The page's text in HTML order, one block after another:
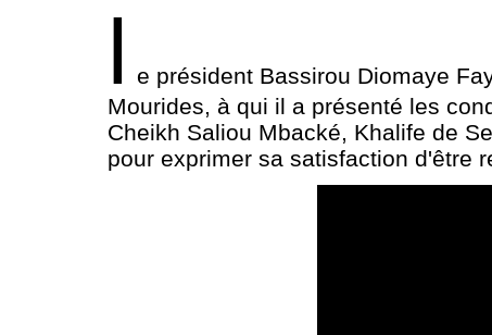
l
e président Bassirou Diomaye
Mourides, à qui il a présenté les
Cheikh Saliou Mbacké, Khalife de
pour exprimer sa satisfaction d'être